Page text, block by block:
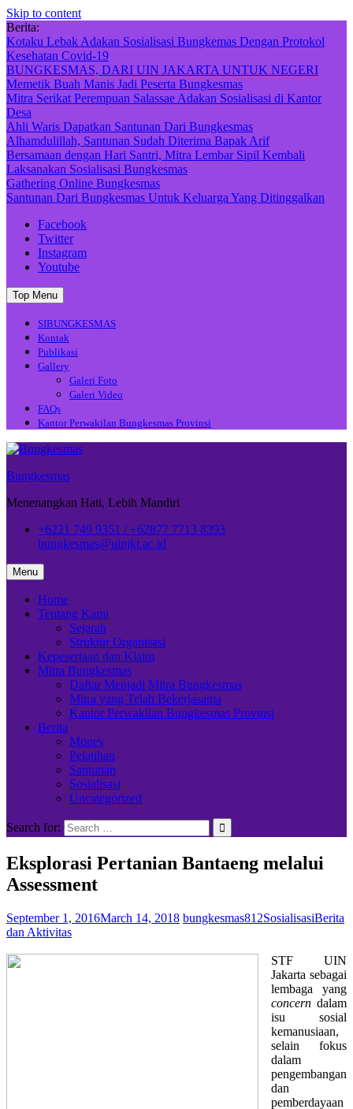
Skip to content
Berita:
Kotaku Lebak Adakan Sosialisasi Bungkemas Dengan Protokol
Kesehatan Covid-19
BUNGKESMAS, DARI UIN JAKARTA UNTUK NEGERI
Memetik Buah Manis Jadi Peserta Bungkesmas
Mitra Serikat Perempuan Salassae Adakan Sosialisasi di Kantor
Desa
Ahli Waris Dapatkan Santunan Dari Bungkesmas
Alhamdulillah, Santunan Sudah Diterima Bapak Arif
Bersamaan dengan Hari Santri, Mitra Lembar Sipil Kembali
Laksanakan Sosialisasi Bungkesmas
Gathering Online Bungkesmas
Santunan Dari Bungkesmas Untuk Keluarga Yang Ditinggalkan
Facebook
Twitter
Instagram
Youtube
Top Menu
SIBUNGKESMAS
Kontak
Publikasi
Gallery
Galeri Foto
Galeri Video
FAQs
Kantor Perwakilan Bungkesmas Provinsi
Bungkesmas
Menenangkan Hati, Lebih Mandiri
+6221 749 9351 / +62877 7713 8393
bungkesmas@uinjkt.ac.id
Menu
Home
Tentang Kami
Sejarah
Struktur Organisasi
Kepesertaan dan Klaim
Mitra Bungkesmas
Daftar Menjadi Mitra Bungkesmas
Mitra yang Telah Bekerjasama
Kantor Perwakilan Bungkesmas Provinsi
Berita
Monev
Pelatihan
Santunan
Sosialisasi
Uncategorized
Search for:
Eksplorasi Pertanian Bantaeng melalui
Assessment
September 1, 2016March 14, 2018 bungkesmas812SosialisasiBerita
dan Aktivitas
STF UIN
Jakarta sebagai
lembaga yang
concern dalam
isu sosial
kemanusiaan,
selain fokus
dalam
pengembangan
dan
pemberdayaan